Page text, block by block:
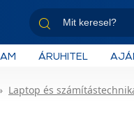
ÁRUHITEL
Laptop és